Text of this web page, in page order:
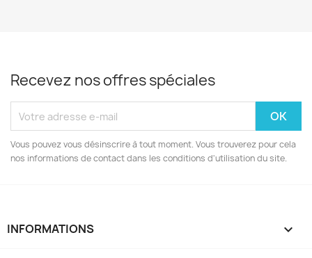
Recevez nos offres spéciales
Vous pouvez vous désinscrire à tout moment. Vous trouverez pour cela
nos informations de contact dans les conditions d'utilisation du site.
INFORMATIONS keyboard_arrow_down